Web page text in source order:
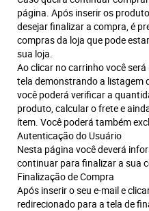
página. Após inserir os
desejar finalizar a compra, é
compras da loja que pode
sua loja.
Ao clicar no carrinho você
tela demonstrando a listagem
você poderá verificar a
produto, calcular o frete e
ítem. Você poderá também
Autenticação do Usuário
Nesta página você deverá
continuar para finalizar a sua
Finalização de Compra
Após inserir o seu e-mail e
redirecionado para a tela de